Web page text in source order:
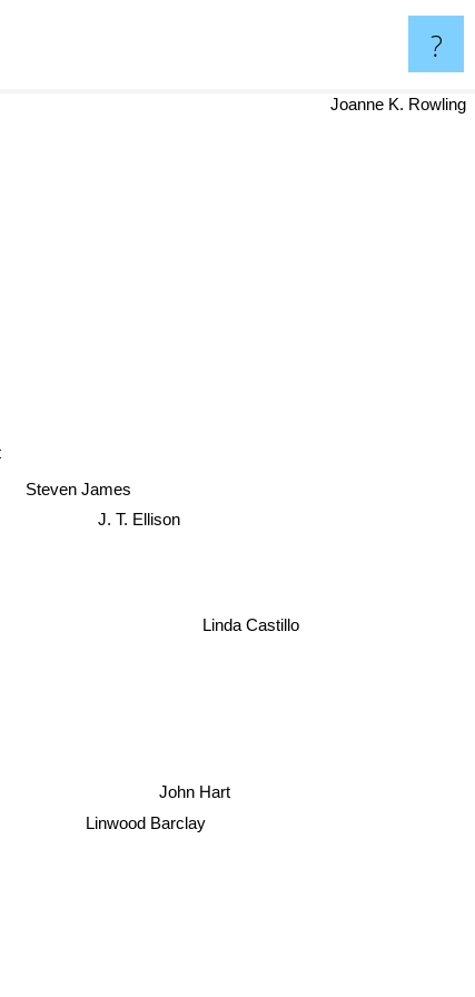
?
Steven James
J. T. Ellison
Linwood Barclay
John Hart
Linda Castillo
Joanne K. Rowling